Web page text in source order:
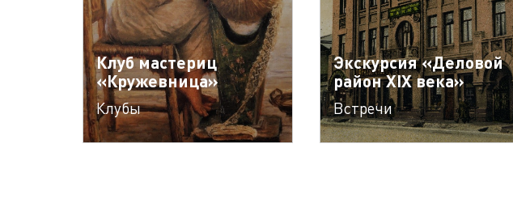
Клуб мастериц
«Кружевница»
Клубы
Экскурсия «Деловой
район XIX века»
Встречи